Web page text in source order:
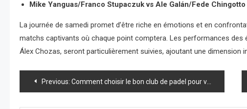
Mike Yanguas/Franco Stupaczuk vs Ale Galán/Fede Chingotto
La journée de samedi promet d’être riche en émotions et en
matchs captivants où chaque point comptera. Les performances
Álex Chozas, seront particulièrement suivies, ajoutant une dimension
Navigation
de
Previous: Comment choisir le bon club de padel pour vous